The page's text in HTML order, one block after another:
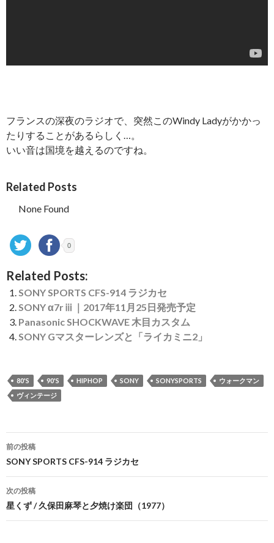
フランスの深夜のラジオで、突然このWindy Ladyがかかっ
たりすることがあるらしく…。
いい音は国境を越えるのですね。
Related Posts
None Found
0
Related Posts:
SONY SPORTS CFS-914 ラジカセ
SONY α7rⅲ｜2017年11月25日発売予定
Panasonic SHOCKWAVE 木目カスタム
SONY Gマスターレンズと「ライカミニ2」
80'S 90'S HIPHOP SONY SONYSPORTS
ウォークマン
ヴィンテージ
投
稿
ナ
ビ
前の投稿
SONY SPORTS CFS-914 ラジカセ
次の投稿
星くず / 久保田麻琴と夕焼け楽団（1977）